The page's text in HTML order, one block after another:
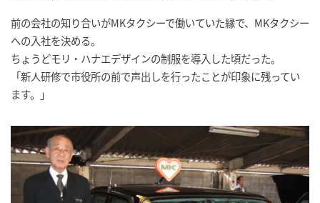
前の会社の知り合いがMKタクシーで働いていた縁で、MKタクシー
への入社を決める。
ちょうどモリ・ハナエデザインの制服を導入した頃だった。
「新人研修で市役所の前で声出しを行ったことが印象に残ってい
ます。」